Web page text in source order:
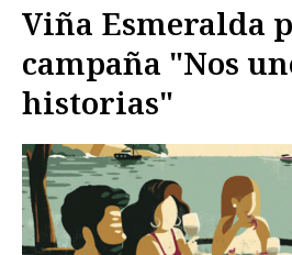
Viña Esmeralda
campaña "Nos
historias"